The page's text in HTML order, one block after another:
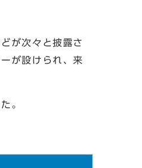
が次々と披露さ
が設けられ、来
。